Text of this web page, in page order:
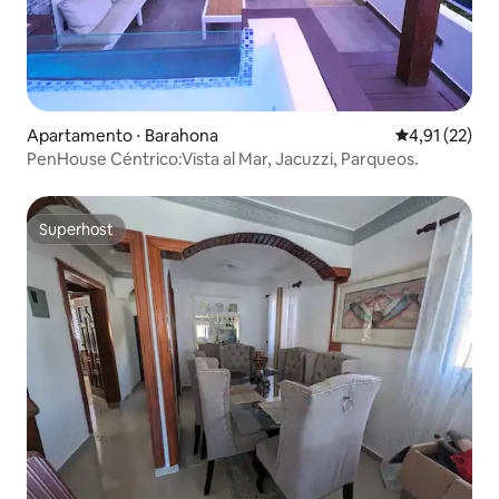
Apartamento ⋅ Barahona 4,91 de uma
4,91 (22)
PenHouse Céntrico:Vista al Mar, Jacuzzi, Parqueos.
Superhost
Superhost